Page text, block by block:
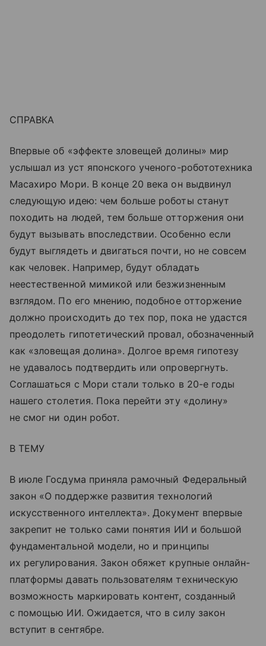
СПРАВКА
Впервые об «эффекте зловещей долины» мир
услышал из уст японского ученого-робототехника
Масахиро Мори. В конце 20 века он выдвинул
следующую идею: чем больше роботы станут
походить на людей, тем больше отторжения они
будут вызывать впоследствии. Особенно если
будут выглядеть и двигаться почти, но не совсем
как человек. Например, будут обладать
неестественной мимикой или безжизненным
взглядом. По его мнению, подобное отторжение
должно происходить до тех пор, пока не удастся
преодолеть гипотетический провал, обозначенный
как «зловещая долина». Долгое время гипотезу
не удавалось подтвердить или опровергнуть.
Соглашаться с Мори стали только в 20-е годы
нашего столетия. Пока перейти эту «долину»
не смог ни один робот.
В ТЕМУ
В июле Госдума приняла рамочный Федеральный
закон «О поддержке развития технологий
искусственного интеллекта». Документ впервые
закрепит не только сами понятия ИИ и большой
фундаментальной модели, но и принципы
их регулирования. Закон обяжет крупные онлайн-
платформы давать пользователям техническую
возможность маркировать контент, созданный
с помощью ИИ. Ожидается, что в силу закон
вступит в сентябре.